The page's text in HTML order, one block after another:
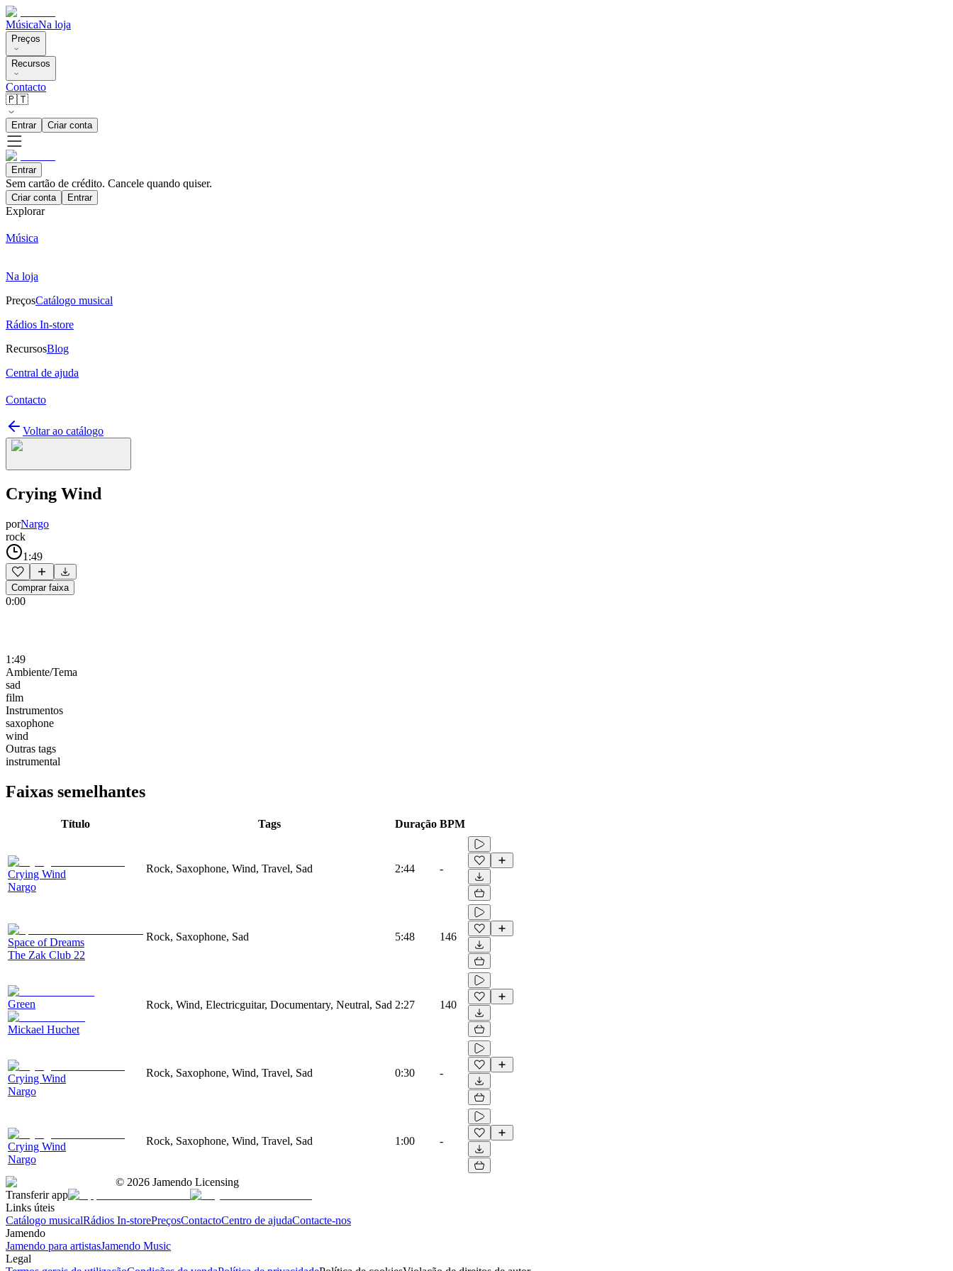
MúsicaNa loja
Preços
Recursos
Contacto
🇵🇹
Entrar Criar conta
Entrar
Sem cartão de crédito. Cancele quando quiser.
Criar conta Entrar
Explorar
Música
Na loja
PreçosCatálogo musical
Rádios In-store
RecursosBlog
Central de ajuda
Contacto
Voltar ao catálogo
Crying Wind
porNargo
rock
1:49
Comprar faixa
0:00
1:49
Ambiente/Tema
sad
film
Instrumentos
saxophone
wind
Outras tags
instrumental
Faixas semelhantes
Título Tags Duração BPM
Crying Wind
Nargo
Rock, Saxophone, Wind, Travel, Sad 2:44 -
Space of Dreams
The Zak Club 22
Rock, Saxophone, Sad 5:48 146
Green
Mickael Huchet
Rock, Wind, Electricguitar, Documentary, Neutral, Sad 2:27 140
Crying Wind
Nargo
Rock, Saxophone, Wind, Travel, Sad 0:30 -
Crying Wind
Nargo
Rock, Saxophone, Wind, Travel, Sad 1:00 -
© 2026 Jamendo Licensing
Transferir app
Links úteis
Catálogo musicalRádios In-storePreçosContactoCentro de ajudaContacte-nos
Jamendo
Jamendo para artistasJamendo Music
Legal